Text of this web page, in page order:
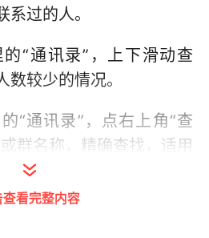
过的人。
“通讯录”，上下滑动查
较少的情况。
“通讯录”，点右上角“查
群名称，精确查找，适用
情况。
查看完整内容